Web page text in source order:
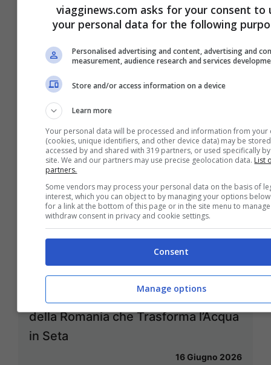
Come Visitare la Perla della Val di
Non nel Parco Naturale Adamello
Brenta
Carburante e Costi Aerei 2026:
Come l’Aumento del Prezzo del
Petrolio Potrebbe Influire sul Futuro
dei Viaggi in Europa
La Cascata di Bigar: Il Miracolo Verde
della Romania che Trasforma l’Acqua
in Seta
16 Giugno 2026
viagginews.com asks for your consent to
your personal data for the following
Personalised advertising and content, advertising and
measurement, audience research and services
Store and/or access information on a device
Learn more
Your personal data will be processed and information from your
(cookies, unique identifiers, and other device data) may be
accessed by and shared with 319 partners, or used specifically
site. We and our partners may use precise geolocation data. List
partners.
Some vendors may process your personal data on the basis of
interest, which you can object to by managing your options
for a link at the bottom of this page or in the site menu to
withdraw consent in privacy and cookie settings.
Consent
Manage options